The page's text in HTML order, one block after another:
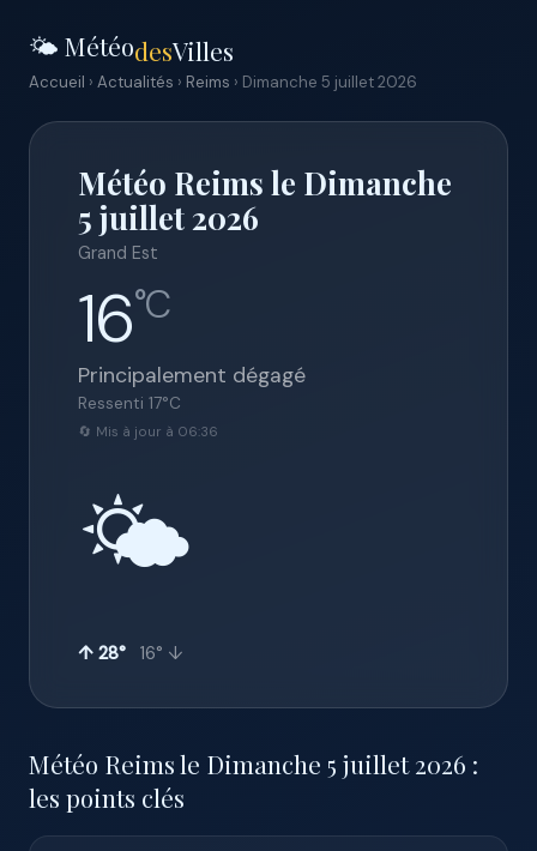
🌤️ MétéodesVilles
Accueil › Actualités › Reims › Dimanche 5 juillet 2026
Météo Reims le Dimanche
5 juillet 2026
Grand Est
16°C
Principalement dégagé
Ressenti 17°C
🔄 Mis à jour à 06:36
🌤️
↑ 28° 16° ↓
Météo Reims le Dimanche 5 juillet 2026 :
les points clés